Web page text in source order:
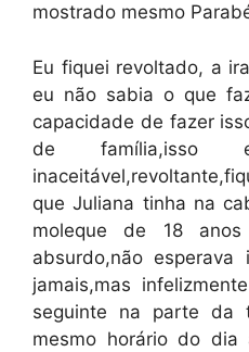
mostrado mesmo
Eu fiquei revoltado, a
eu não sabia o que
capacidade de fazer
de família,isso
que Juliana tinha na
moleque de 18
absurdo,não
jamais,mas
seguinte na parte da
mesmo horário do dia